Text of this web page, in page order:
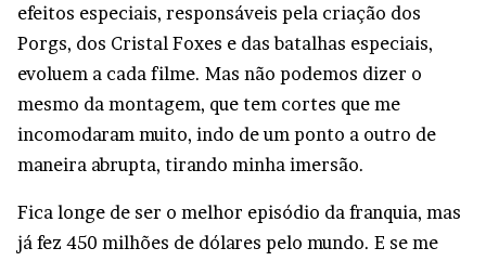
efeitos especiais, responsáveis pela criação dos
Porgs, dos Cristal Foxes e das batalhas especiais,
evoluem a cada filme. Mas não podemos dizer o
mesmo da montagem, que tem cortes que me
incomodaram muito, indo de um ponto a outro de
maneira abrupta, tirando minha imersão.
Fica longe de ser o melhor episódio da franquia, mas
já fez 450 milhões de dólares pelo mundo. E se me